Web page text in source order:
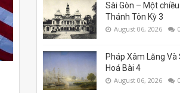
Sài Gòn – Một
Thánh Tôn Kỳ 3
August 06, 2026 0
Pháp Xâm Lăng Và
Hoá Bài 4
August 06, 2026 0